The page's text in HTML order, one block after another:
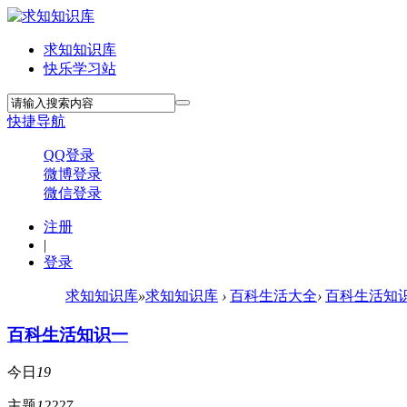
求知知识库
快乐学习站
快捷导航
QQ登录
微博登录
微信登录
注册
|
登录
求知知识库»求知知识库 › 百科生活大全› 百科生活知
百科生活知识一
今日 19